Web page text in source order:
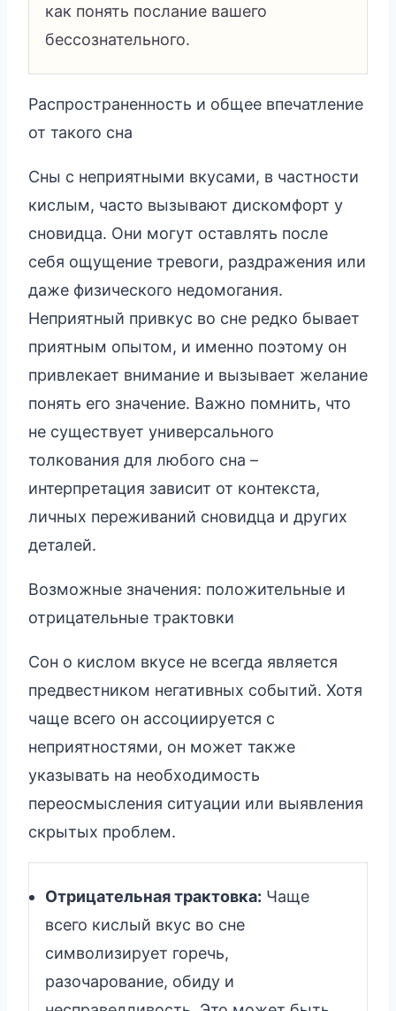
как понять послание вашего
бессознательного.
Распространенность и общее впечатление
от такого сна
Сны с неприятными вкусами, в частности
кислым, часто вызывают дискомфорт у
сновидца. Они могут оставлять после
себя ощущение тревоги, раздражения или
даже физического недомогания.
Неприятный привкус во сне редко бывает
приятным опытом, и именно поэтому он
привлекает внимание и вызывает желание
понять его значение. Важно помнить, что
не существует универсального
толкования для любого сна –
интерпретация зависит от контекста,
личных переживаний сновидца и других
деталей.
Возможные значения: положительные и
отрицательные трактовки
Сон о кислом вкусе не всегда является
предвестником негативных событий. Хотя
чаще всего он ассоциируется с
неприятностями, он может также
указывать на необходимость
переосмысления ситуации или выявления
скрытых проблем.
Отрицательная трактовка: Чаще
всего кислый вкус во сне
символизирует горечь,
разочарование, обиду и